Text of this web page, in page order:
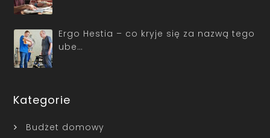
Ergo Hestia – co kryje się za nazwą tego
ube…
Kategorie
Budżet domowy